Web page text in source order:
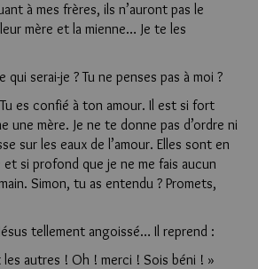
à mes frères, ils n’auront pas le
mère et la mienne… Je te les
serai-je ? Tu ne penses pas à moi ?
es confié à ton amour. Il est si fort
une mère. Je ne te donne pas d’ordre ni
sur les eaux de l’amour. Elles sont en
si profond que je ne me fais aucun
Simon, tu as entendu ? Promets,
tellement angoissé… Il reprend :
autres ! Oh ! merci ! Sois béni ! »